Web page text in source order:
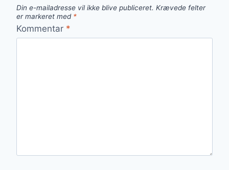
Din e-mailadresse vil ikke blive publiceret. Krævede felter
er markeret med *
Kommentar *